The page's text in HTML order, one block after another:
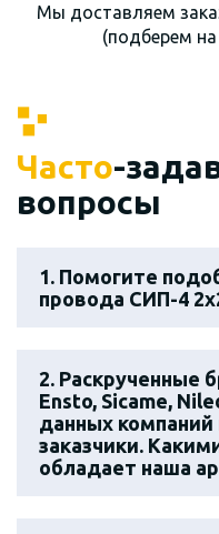
Мы доставляем
(подберем
Часто-
вопросы
1. Помогите
провода СИП-4
2. Раскрученные
Ensto, Sicame,
данных
заказчики.
обладает наша